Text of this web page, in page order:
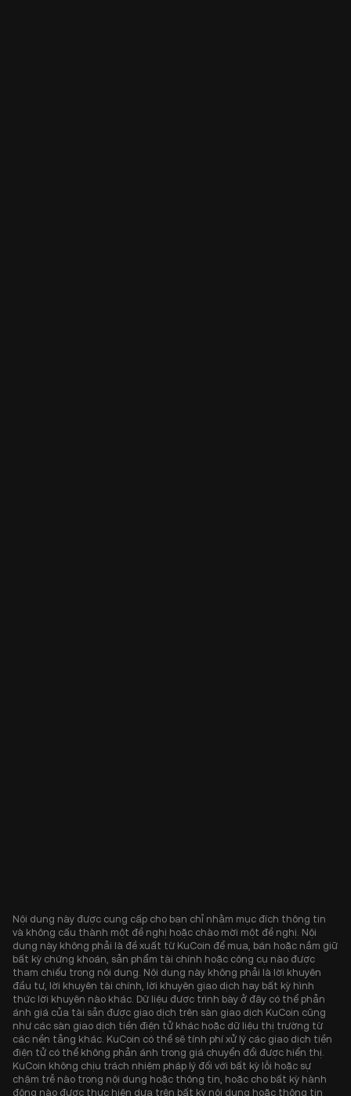
Nội dung này được cung cấp cho bạn chỉ nhằm mục đích thông tin
và không cấu thành một đề nghị hoặc chào mời một đề nghị. Nội
dung này không phải là đề xuất từ KuCoin để mua, bán hoặc nắm giữ
bất kỳ chứng khoán, sản phẩm tài chính hoặc công cụ nào được
tham chiếu trong nội dung. Nội dung này không phải là lời khuyên
đầu tư, lời khuyên tài chính, lời khuyên giao dịch hay bất kỳ hình
thức lời khuyên nào khác. Dữ liệu được trình bày ở đây có thể phản
ánh giá của tài sản được giao dịch trên sàn giao dịch KuCoin cũng
như các sàn giao dịch tiền điện tử khác hoặc dữ liệu thị trường từ
các nền tảng khác. KuCoin có thể sẽ tính phí xử lý các giao dịch tiền
điện tử có thể không phản ánh trong giá chuyển đổi được hiển thị.
KuCoin không chịu trách nhiệm pháp lý đối với bất kỳ lỗi hoặc sự
chậm trễ nào trong nội dung hoặc thông tin, hoặc cho bất kỳ hành
động nào được thực hiện dựa trên bất kỳ nội dung hoặc thông tin